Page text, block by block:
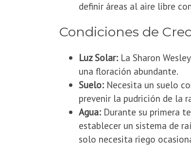
definir áreas al aire libre
​Condiciones de
Luz Solar: La Sharon
una floración abundante.
Suelo: Necesita un suelo
prevenir la pudrición de la
Agua: Durante su primera
establecer un sistema de
solo necesita riego